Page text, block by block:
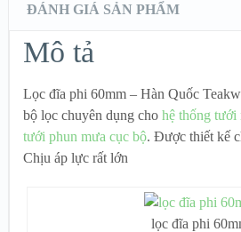
ĐÁNH GIÁ SẢN PHẨM
Mô tả
Lọc đĩa phi 60mm – Hàn Quốc
bộ lọc chuyên dụng cho hệ thống tưới
tưới phun mưa cục bộ. Được thiết kế
Chịu áp lực rất lớn
lọc đĩa phi